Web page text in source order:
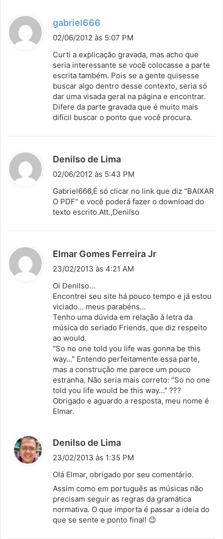
gabriel666
i
s
e
:
02/06/2012 às 5:07 PM
Curti a explicação gravada, mas acho que
seria interessante se você colocasse a parte
escrita também. Pois se a gente quisesse
buscar algo dentro desse contexto, seria só
dar uma visada geral na página e encontrar.
Difere da parte gravada que é muito mais
difícil buscar o ponto que você procura.
Denilso de Lima
s
e
02/06/2012 às 5:43 PM
Gabriel666,É só clicar no link que diz "BAIXAR
O PDF" e você poderá fazer o download do
texto escrito.Att.,Denilso
Elmar Gomes Ferreira Jr
s
:
23/02/2013 às 4:21 AM
Oi Denilso…
Encontrei seu site há pouco tempo e já estou
viciado… meus parabéns…
Tenho uma dúvida em relação à letra da
música do seriado Friends, que diz respeito
ao would.
"So no one told you life was gonna be this
way…" Entendo perfeitamente essa parte,
mas a construção me parece um pouco
estranha. Não seria mais correto: "So no one
told you life would be this way…" ???
Obrigado e aguardo a resposta, meu nome é
Elmar.
Denilso de Lima
s
e
:
23/02/2013 às 1:35 PM
Olá Elmar, obrigado por seu comentário.
Assim como em português as músicas não
precisam seguir as regras da gramática
normativa. O que importa é passar a ideia do
que se sente e ponto final! 😉